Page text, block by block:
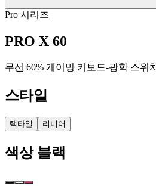
Pro 시리즈
PRO X 60
무선 60% 게이밍 키보드-광학 스위치
스타일
택타일 리니어
색상 블랙